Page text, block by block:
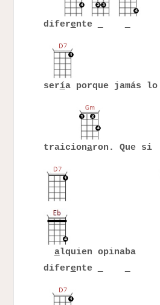
diferente
sería porque jamás lo
traicionaron. Que si
alquien opinaba
diferente